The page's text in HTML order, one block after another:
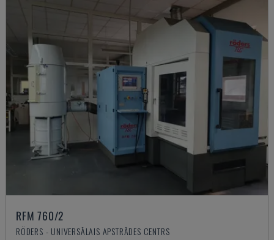
RFM 760/2
RÖDERS - UNIVERSĀLAIS APSTRĀDES CENTRS